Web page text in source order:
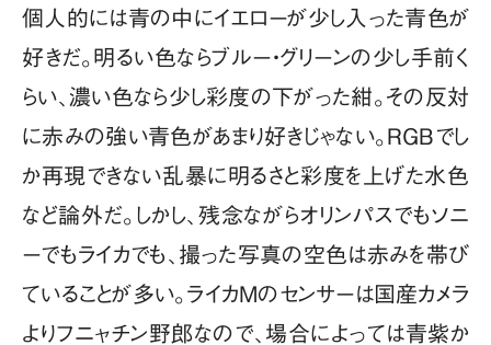
個人的には青の中にイエローが少し入った青色が
好きだ。明るい色ならブルー・グリーンの少し手前く
らい、濃い色なら少し彩度の下がった紺。その反対
に赤みの強い青色があまり好きじゃない。RGBでし
か再現できない乱暴に明るさと彩度を上げた水色
など論外だ。しかし、残念ながらオリンパスでもソニ
ーでもライカでも、撮った写真の空色は赤みを帯び
ていることが多い。ライカMのセンサーは国産カメラ
よりフニャチン野郎なので、場合によっては青紫か